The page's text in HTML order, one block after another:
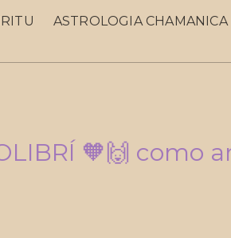
ASTROLOGIA CHAMANICA
🧡🙌 como